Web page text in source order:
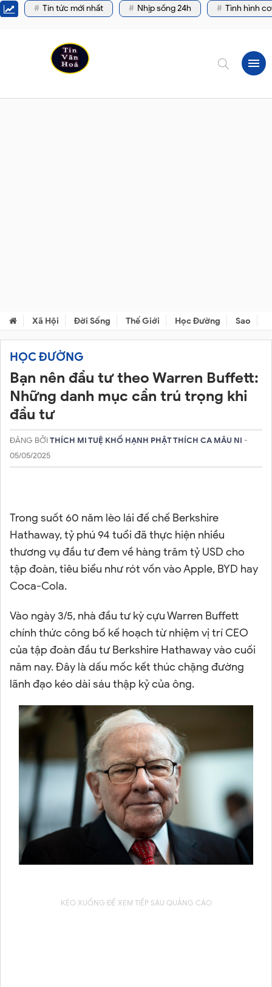
Tin tức mới nhất Nhịp sống 24h Tình hình
Xã Hội Đời Sống Thế Giới Học Đường Sao
HỌC ĐƯỜNG
Bạn nên đầu tư theo Warren Buffett:
Những danh mục cần trú trọng khi
đầu tư
ĐĂNG BỞI THÍCH MI TUỆ KHỔ HẠNH PHẬT THÍCH CA MÂU NI -
05/05/2025
Trong suốt 60 năm lèo lái đế chế Berkshire
Hathaway, tỷ phú 94 tuổi đã thực hiện nhiều
thương vụ đầu tư đem về hàng trăm tỷ USD cho
tập đoàn, tiêu biểu như rót vốn vào Apple, BYD hay
Coca-Cola.
Vào ngày 3/5, nhà đầu tư kỳ cựu Warren Buffett
chính thức công bố kế hoạch từ nhiệm vị trí CEO
của tập đoàn đầu tư Berkshire Hathaway vào cuối
năm nay. Đây là dấu mốc kết thúc chặng đường
lãnh đạo kéo dài sáu thập kỷ của ông.